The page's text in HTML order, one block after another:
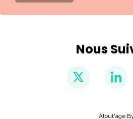
Nous
Atout'âge